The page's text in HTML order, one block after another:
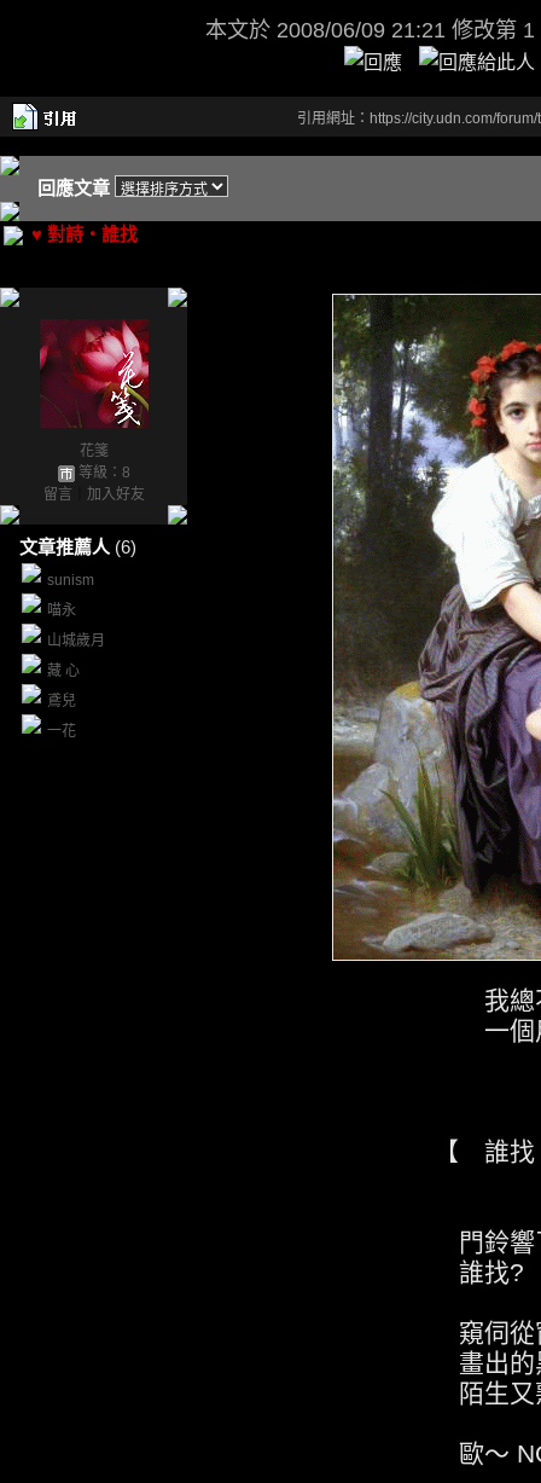
本文於 2008/06/09 21:21 修改第 1
引用網址：https://city.udn.com/
回應文章
♥ 對詩‧誰找
花箋
等級：8
留言
加入好友
文章推薦人 (6)
sunism
喵永
山城歲月
藏 心
鳶兒
一花
我總不時的
一個用情感去
【 誰找
門鈴響
誰找?
窺伺從窗櫺
畫出的黑
陌生又熟
歐～ NO